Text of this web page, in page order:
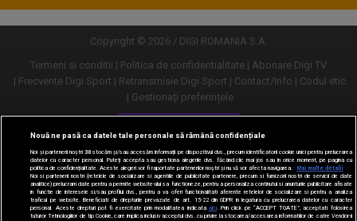
Copyright © 2026 / DIGI ROMANIA S.A.
Termeni si conditii
Politica de confidentialitate
Abonare Digi TV
Frecvente Digi Sport
Retransmisie Digi Sport Contact/Info
Codul etic
Gestionați preferințele
Versiune desktop
Nouă ne pasă ca datele tale personale să rămână confidențiale
Noi și partenerii noștri30stocăm și/sau accesăm informații pe dispozitivul dvs., precum identificatorii cookie unici pentru prelucrarea
datelor cu caracter personal. Puteți accepta sau gestiona alegerile dvs. făcând clic mai jos sau în orice moment, pe pagina cu
politica de confidențialitate. Aceste alegeri vor fi raportate partenerilor noștri și nu vă vor afecta navigarea.
Mai multe detalii
Noi si partenerii nostri (retelele de socializare si agentiile de publicitate partenere, precum si furnizorii nostri de servicii de date
analitice) prelucram date pentru a permite website-ului sa functioneze, pentru a personaliza continutul si anunturile publicitare afisate
in functie de interesele si/sau profilul dvs., pentru a va oferi functionalitati aferente retelelor de socializare si pentru a analiza
traficul pe website. Beneficiati de drepturile prevazute de art. 15-22 din GDPR in legatura cu prelucrarea datelor cu caracter
personal. Aceste drepturi pot fi exercitate prin modalitatea indicata aici. Prin click pe “ACCEPT TOATE”, acceptati folosirea
tuturor Tehnologiilor de tip Cookie, care implica inclusiv acceptul dvs. cu privire la stocarea/accesarea informatiilor de catre Vendor-ii